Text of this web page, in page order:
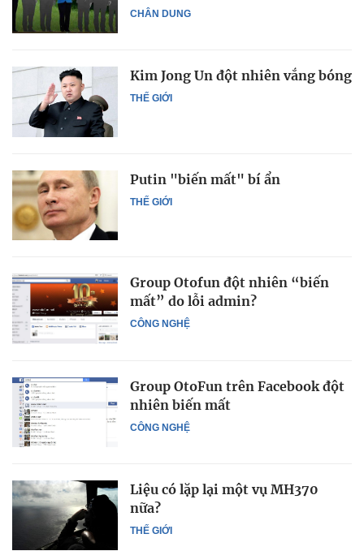
CHÂN DUNG
THẾ GIỚI
Kim Jong Un đột nhiên vắng bóng
THẾ GIỚI
Putin "biến mất" bí ẩn
CÔNG NGHỆ
Group Otofun đột nhiên “biến
mất” do lỗi admin?
CÔNG NGHỆ
Group OtoFun trên Facebook đột
nhiên biến mất
THẾ GIỚI
Liệu có lặp lại một vụ MH370
nữa?